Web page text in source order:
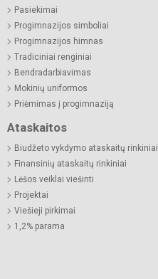
Pasiekimai
Progimnazijos simboliai
Progimnazijos himnas
Tradiciniai renginiai
Bendradarbiavimas
Mokinių uniformos
Priėmimas į progimnaziją
Ataskaitos
Biudžeto vykdymo ataskaitų rinkiniai
Finansinių ataskaitų rinkiniai
Lėšos veiklai viešinti
Projektai
Viešieji pirkimai
1,2% parama